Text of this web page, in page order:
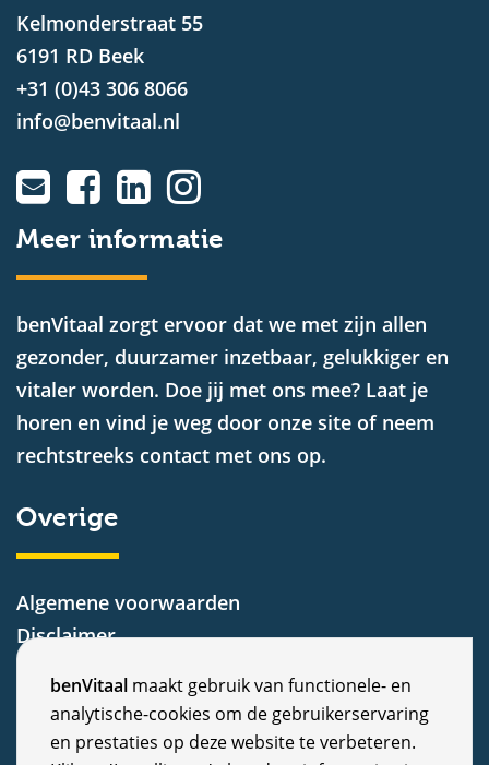
C
o
benVitaal maakt gebruik van functionele- en
analytische-cookies om de gebruikerservaring
en prestaties op deze website te verbeteren.
Kelmonderstraat 55
6191 RD Beek
+31 (0)43 306 8066
info@benvitaal.nl
Meer informatie
benVitaal zorgt ervoor dat we met zijn allen
gezonder, duurzamer inzetbaar, gelukkiger en
vitaler worden. Doe jij met ons mee? Laat je
horen en vind je weg door onze site of neem
rechtstreeks contact met ons op.
Overige
Algemene voorwaarden
Disclaimer
Cookiebeleid
Nieuws